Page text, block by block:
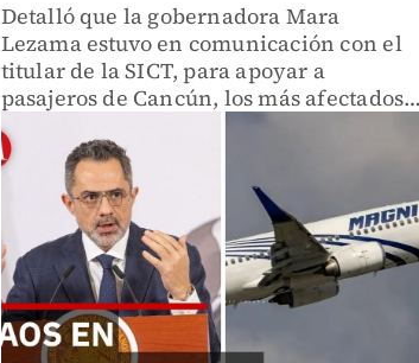
Detalló que la gobernadora Mara
Lezama estuvo en comunicación con el
titular de la SICT, para apoyar a
pasajeros de Cancún, los más afectados,
a regresar a sus lugares de origen.